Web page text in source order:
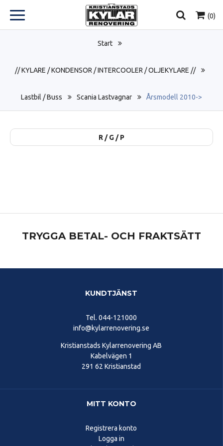
(0)
Start
// KYLARE / KONDENSOR / INTERCOOLER / OLJEKYLARE //
Lastbil / Buss Scania Lastvagnar Årsmodell 2010->
R / G / P
TRYGGA BETAL- OCH FRAKTSÄTT
KUNDTJÄNST
Tel. 044-121000
info@kylarrenovering.se
Kristianstads Kylarrenovering AB
Kabelvägen 1
291 62 Kristianstad
MITT KONTO
Registrera konto
Logga in